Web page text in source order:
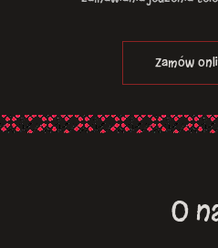
Zamów
O